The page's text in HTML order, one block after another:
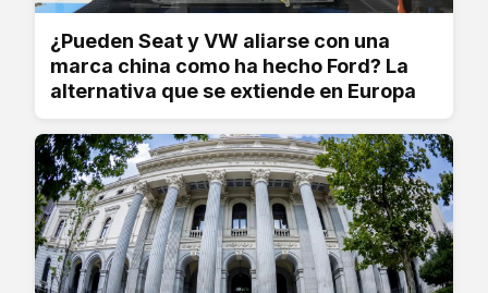
¿Pueden Seat y VW aliarse con una
marca china como ha hecho Ford? La
alternativa que se extiende en Europa